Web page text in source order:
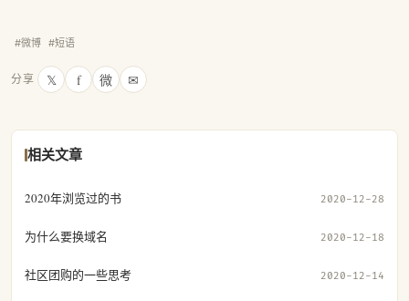
#微博 #短语
分享 𝕏 f 微 ✉
相关文章
2020年浏览过的书 2020-12-28
为什么要换域名 2020-12-18
社区团购的一些思考 2020-12-14